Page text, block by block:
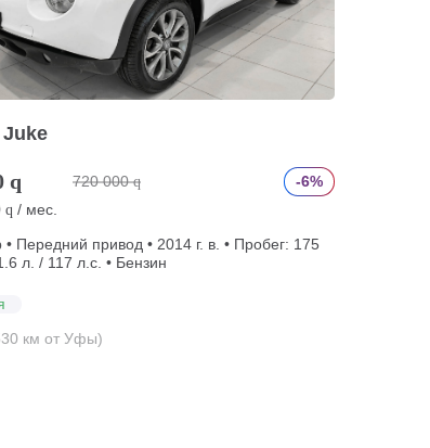
q 720 000 q
-6%
q / мес.
• Передний привод • 2014 г. в. • Пробег: 175
л. / 117 л.с. • Бензин
км от Уфы)